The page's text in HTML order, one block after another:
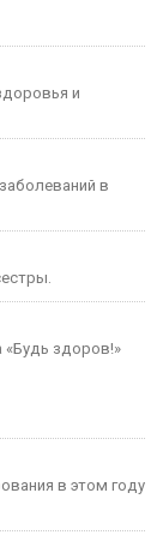
и
в
«Будь здоров!»
в этом году